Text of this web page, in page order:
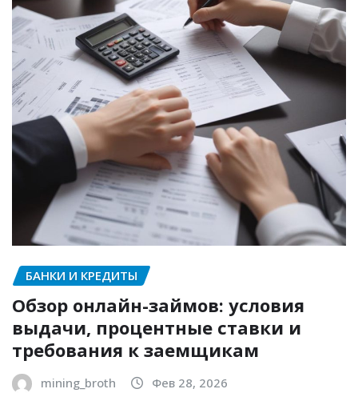
БАНКИ И КРЕДИТЫ
Обзор онлайн-займов: условия
выдачи, процентные ставки и
требования к заемщикам
mining_broth Фев 28, 2026